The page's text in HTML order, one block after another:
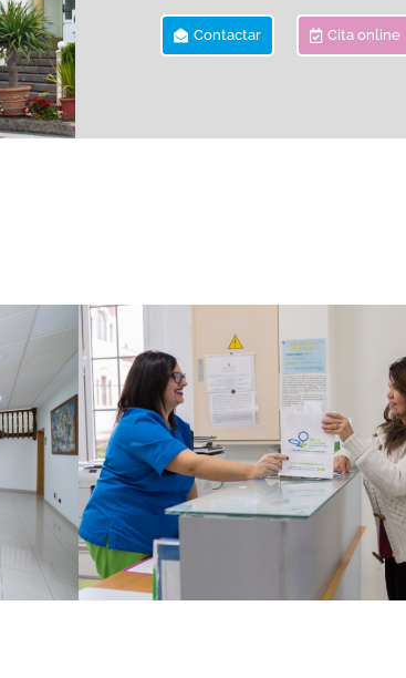
Contactar Cita online